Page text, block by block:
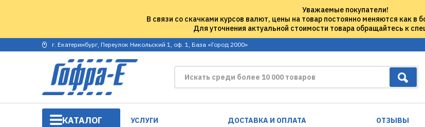
Уважаемые покупатели!
В связи со скачками курсов валют, цены на товар постоянно меняются как в
Для уточнения актуальной стоимости товара обращайтесь к
г. Екатеринбург, Переулок Никольский 1, оф. 1, База «Город 2000»
КАТАЛОГ УСЛУГИ ДОСТАВКА И ОПЛАТА ОТЗЫВЫ